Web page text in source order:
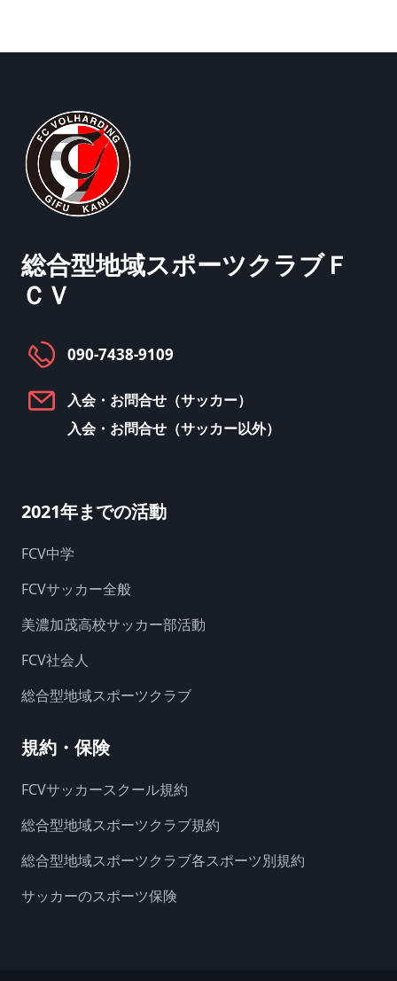
総合型地域スポーツクラブＦ
ＣＶ
090-7438-9109
入会・お問合せ（サッカー）
入会・お問合せ（サッカー以外）
2021年までの活動
FCV中学
FCVサッカー全般
美濃加茂高校サッカー部活動
FCV社会人
総合型地域スポーツクラブ
規約・保険
FCVサッカースクール規約
総合型地域スポーツクラブ規約
総合型地域スポーツクラブ各スポーツ別規約
サッカーのスポーツ保険